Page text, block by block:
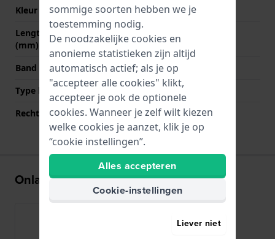
Kleur sluiting
Zilver
Lengte band op 12 uur
(mm)
260 mm
Band maat
XL
Type bevestiging
Bandpennen
Rechte bandaanzet
Ja
Onlangs bekeken
sommige soorten hebben we je
toestemming nodig.
De noodzakelijke cookies en
anonieme statistieken zijn altijd
automatisch actief; als je op
"accepteer alle cookies" klikt,
accepteer je ook de optionele
cookies. Wanneer je zelf wilt kiezen
welke cookies je aanzet, klik je op
“cookie instellingen”.
Alles accepteren
Cookie-instellingen
Liever niet